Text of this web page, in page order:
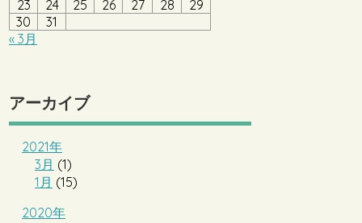
23 24 25 26 27 28
29
30
31
« 3月
アーカイブ
2021年
3月 (1)
1月 (15)
2020年